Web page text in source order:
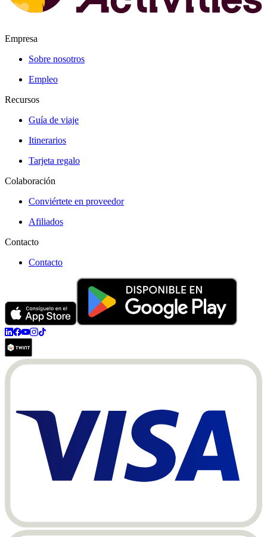
Empresa
Sobre nosotros
Empleo
Recursos
Guía de viaje
Itinerarios
Tarjeta regalo
Colaboración
Conviértete en proveedor
Afiliados
Contacto
Contacto